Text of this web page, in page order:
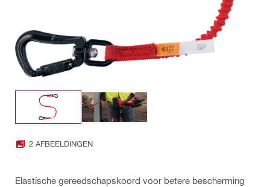
2 AFBEELDINGEN
Elastische gereedschapskoord voor betere bescherming